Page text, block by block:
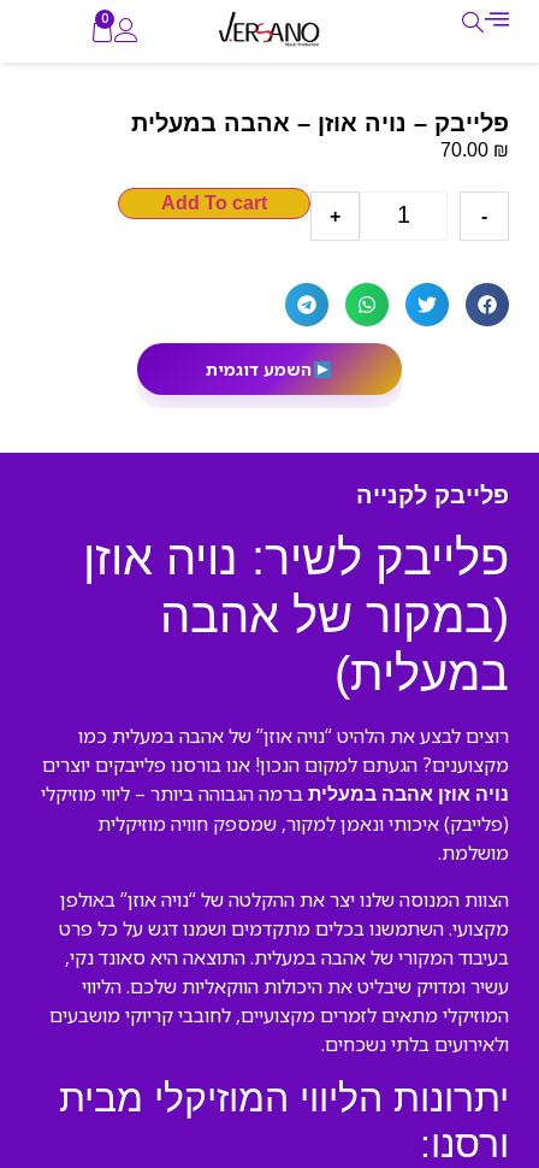
0
פלייבק – נויה אוזן – אהבה במעלית
70.00 ₪
-
+
Add To cart
השמע דוגמית
פלייבק לקנייה
פלייבק לשיר: נויה אוזן
(במקור של אהבה
במעלית)
רוצים לבצע את הלהיט “נויה אוזן” של אהבה במעלית כמו
מקצוענים? הגעתם למקום הנכון! אנו בורסנו פלייבקים יוצרים
נויה אוזן אהבה במעלית ברמה הגבוהה ביותר – ליווי מוזיקלי
(פלייבק) איכותי ונאמן למקור, שמספק חוויה מוזיקלית
מושלמת.
הצוות המנוסה שלנו יצר את ההקלטה של “נויה אוזן” באולפן
מקצועי. השתמשנו בכלים מתקדמים ושמנו דגש על כל פרט
בעיבוד המקורי של אהבה במעלית. התוצאה היא סאונד נקי,
עשיר ומדויק שיבליט את היכולות הווקאליות שלכם. הליווי
המוזיקלי מתאים לזמרים מקצועיים, לחובבי קריוקי מושבעים
ולאירועים בלתי נשכחים.
יתרונות הליווי המוזיקלי מבית
ורסנו: